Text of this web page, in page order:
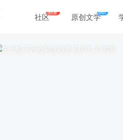
社区热爱 原创文学hot